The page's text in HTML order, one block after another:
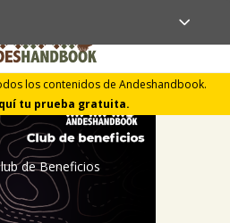
los contenidos de Andeshandbook.
tu prueba gratuita.
de Beneficios